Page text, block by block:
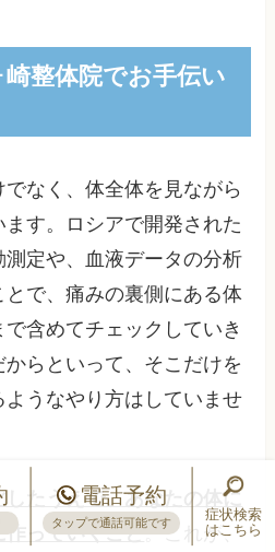
整体院でお手伝い
なく、体全体を見ながら
す。ロシアで開発された
測定や、血液データの分析
で、痛みの裏側にある体
含めてチェックしていき
らといって、そこだけを
うなやり方はしていませ
したうえで、あなたの体に
作っていくこと。これが、
電話予約
タップで通話可能です
症状検索
はこちら